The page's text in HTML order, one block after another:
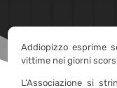
Addiopizzo esprime
vittime nei giorni
L’Associazione si